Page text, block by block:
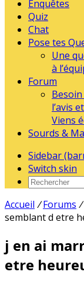
Enquêtes
Quiz
Chat
Pose tes
Une
à
Forum
l’avis
Viens
Sourds &
Sidebar
Switch skin
Accueil / Forums /
semblant d etre
j en ai
etre